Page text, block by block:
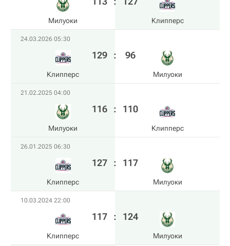
Милуоки Клипперс
24.03.2026 05:30
Клипперс
129 : 96
Милуоки
21.02.2025 04:00
Милуоки
116 : 110
Клипперс
26.01.2025 06:30
Клипперс
127 : 117
Милуоки
10.03.2024 22:00
Клипперс
117 : 124
Милуоки